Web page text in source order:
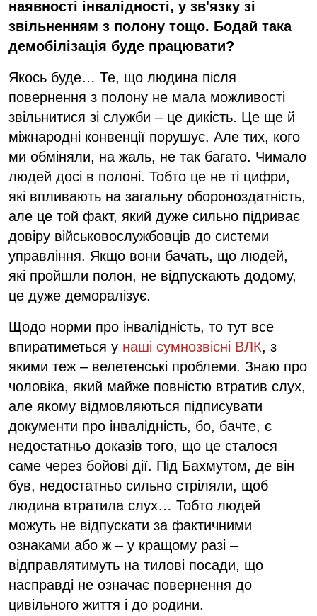
наявності інвалідності, у зв'язку зі
звільненням з полону тощо. Бодай така
демобілізація буде працювати?
Якось буде… Те, що людина після
повернення з полону не мала можливості
звільнитися зі служби – це дикість. Це ще й
міжнародні конвенції порушує. Але тих, кого
ми обміняли, на жаль, не так багато. Чимало
людей досі в полоні. Тобто це не ті цифри,
які впливають на загальну обороноздатність,
але це той факт, який дуже сильно підриває
довіру військовослужбовців до системи
управління. Якщо вони бачать, що людей,
які пройшли полон, не відпускають додому,
це дуже деморалізує.
Щодо норми про інвалідність, то тут все
впиратиметься у наші сумнозвісні ВЛК, з
якими теж – велетенські проблеми. Знаю про
чоловіка, який майже повністю втратив слух,
але якому відмовляються підписувати
документи про інвалідність, бо, бачте, є
недостатньо доказів того, що це сталося
саме через бойові дії. Під Бахмутом, де він
був, недостатньо сильно стріляли, щоб
людина втратила слух… Тобто людей
можуть не відпускати за фактичними
ознаками або ж – у кращому разі –
відправлятимуть на тилові посади, що
насправді не означає повернення до
цивільного життя і до родини.